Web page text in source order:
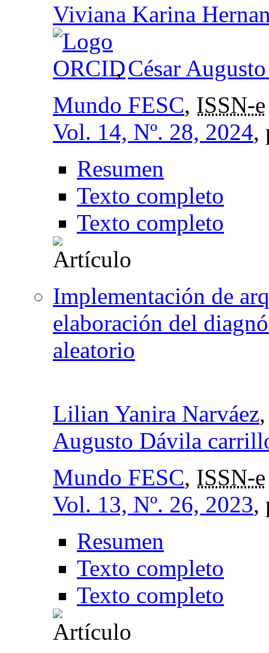
Viviana Karina
,César
Mundo FESC, ISSN-e
Vol. 14, Nº. 28, 2024,
Resumen
Texto completo
Texto completo
Implementación de
elaboración del
aleatorio
Lilian Yanira Narváez
Augusto Dávila
Mundo FESC, ISSN-e
Vol. 13, Nº. 26, 2023,
Resumen
Texto completo
Texto completo